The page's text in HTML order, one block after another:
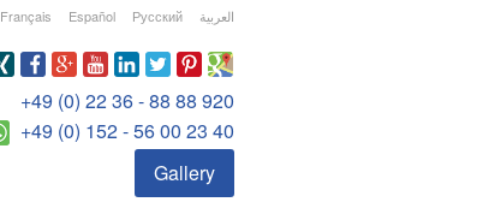
Français Español Русский العربية
+49 (0) 22 36 - 88 88 920
+49 (0) 152 - 56 00 23 40
Gallery